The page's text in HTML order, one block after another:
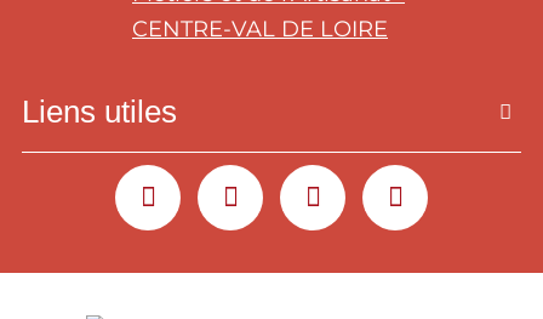
Liens utiles
YOUTUBELINKEDININSTAGRAMFACEBOOK